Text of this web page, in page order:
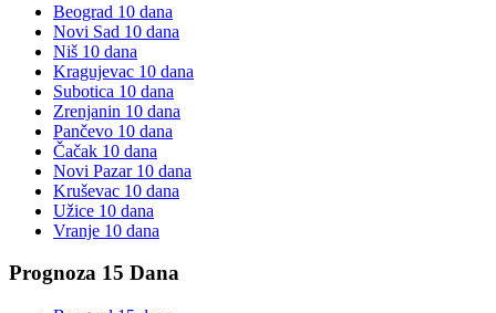
Beograd 10 dana
Novi Sad 10 dana
Niš 10 dana
Kragujevac 10 dana
Subotica 10 dana
Zrenjanin 10 dana
Pančevo 10 dana
Čačak 10 dana
Novi Pazar10 dana
Kruševac 10 dana
Užice 10 dana
Vranje 10 dana
Prognoza 15 Dana